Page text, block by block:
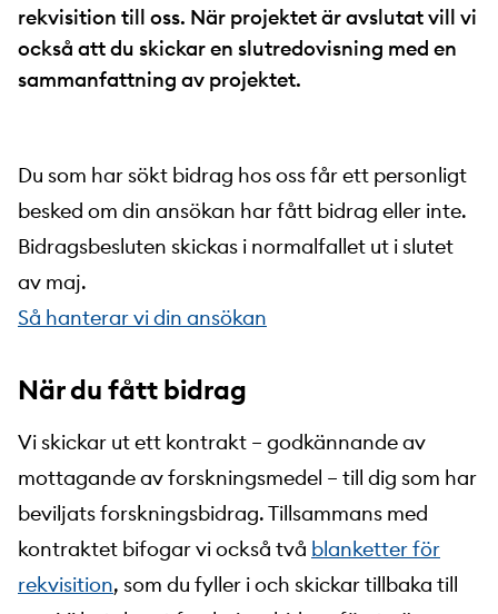
rekvisition till oss. När projektet är avslutat vill vi
också att du skickar en slutredovisning med en
sammanfattning av projektet.
Du som har sökt bidrag hos oss får ett personligt
besked om din ansökan har fått bidrag eller inte.
Bidragsbesluten skickas i normalfallet ut i slutet
av maj.
Så hanterar vi din ansökan
När du fått bidrag
Vi skickar ut ett kontrakt – godkännande av
mottagande av forskningsmedel – till dig som har
beviljats forskningsbidrag. Tillsammans med
kontraktet bifogar vi också två blanketter för
rekvisition, som du fyller i och skickar tillbaka till